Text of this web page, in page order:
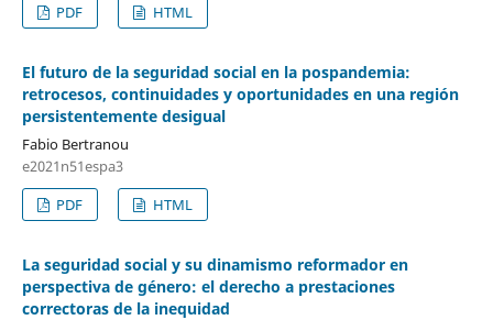
PDF
HTML
El futuro de la seguridad social en la pospandemia:
retrocesos, continuidades y oportunidades en una región
persistentemente desigual
Fabio Bertranou
e2021n51espa3
PDF
HTML
La seguridad social y su dinamismo reformador en
perspectiva de género: el derecho a prestaciones
correctoras de la inequidad